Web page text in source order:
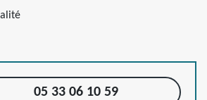
05 33 06 10 59